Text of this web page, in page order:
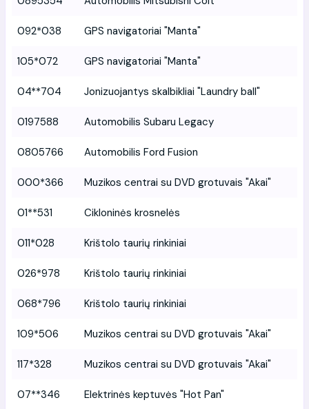
092*038 GPS navigatoriai "Manta"
105*072 GPS navigatoriai "Manta"
04**704 Jonizuojantys skalbikliai "Laundry ball"
0197588 Automobilis Subaru Legacy
0805766 Automobilis Ford Fusion
000*366 Muzikos centrai su DVD grotuvais "Akai"
01**531 Cikloninės krosnelės
011*028 Krištolo taurių rinkiniai
026*978 Krištolo taurių rinkiniai
068*796 Krištolo taurių rinkiniai
109*506 Muzikos centrai su DVD grotuvais "Akai"
117*328 Muzikos centrai su DVD grotuvais "Akai"
07**346 Elektrinės keptuvės "Hot Pan"